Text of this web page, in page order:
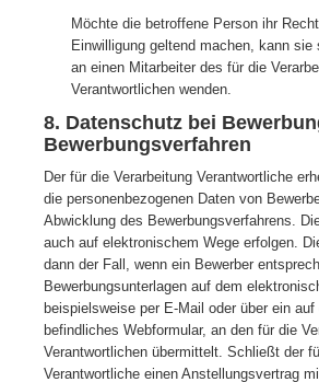
Möchte die betroffene Person ihr
Einwilligung geltend machen, kann
an einen Mitarbeiter des für die
Verantwortlichen wenden.
8. Datenschutz bei
Bewerbungsverfahren
Der für die Verarbeitung Verantwortliche
die personenbezogenen Daten von
Abwicklung des Bewerbungsverfahrens.
auch auf elektronischem Wege erfolgen.
dann der Fall, wenn ein Bewerber
Bewerbungsunterlagen auf dem
beispielsweise per E-Mail oder über ein
befindliches Webformular, an den für die
Verantwortlichen übermittelt. Schließt der
Verantwortliche einen Anstellungsvertrag